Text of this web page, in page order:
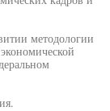
методологии